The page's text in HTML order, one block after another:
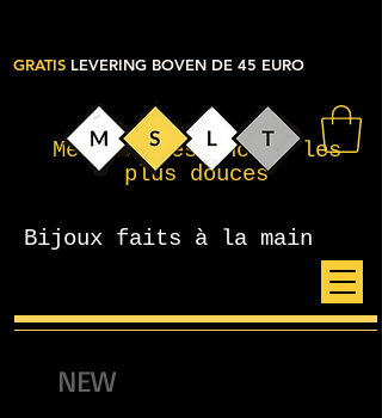
Mes petites choses les
plus douces
Bijoux faits à la main
GRATIS LEVERING BOVEN DE 45 EURO
NEW